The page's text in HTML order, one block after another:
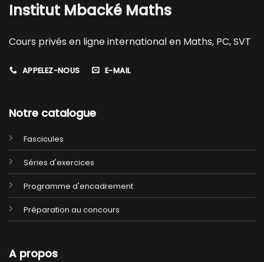
Institut Mbacké Maths
Cours privés en ligne international en Maths, PC, SVT
APPELEZ-NOUS E-MAIL
Notre catalogue
Fascicules
Séries d'exercices
Programme d'encadrement
Préparation au concours
A propos